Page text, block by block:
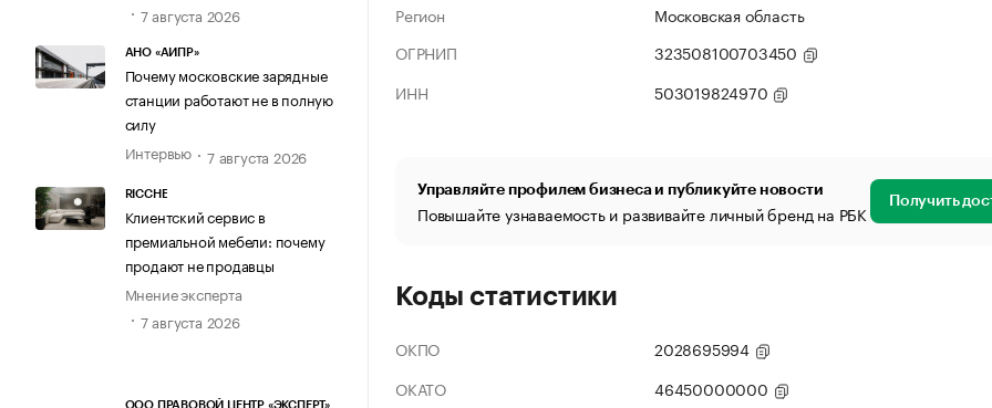
7 августа 2026
АНО «АИПР»
Почему московские зарядные
станции работают не в полную
силу
Интервью
7 августа 2026
RICCHE
Клиентский сервис в
премиальной мебели: почему
продают не продавцы
Мнение эксперта
7 августа 2026
ООО ПРАВОВОЙ ЦЕНТР «ЭКСПЕРТ»
Регион
Московская область
ОГРНИП
323508100703450
ИНН
503019824970
Управляйте профилем бизнеса и публикуйте новости
Повышайте узнаваемость и развивайте личный бренд на РБК Получить
Коды статистики
ОКПО
2028695994
ОКАТО
46450000000